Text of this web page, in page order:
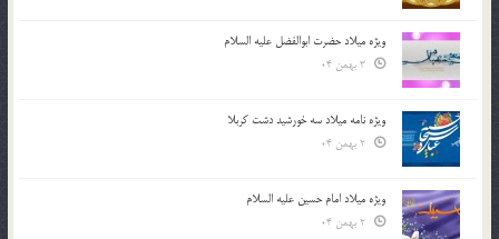
ویژه میلاد حضرت ابوالفضل علیه السلام
ویژه نامه میلاد سه خورشید دشت کربلا
ویژه میلاد امام حسین علیه السلام